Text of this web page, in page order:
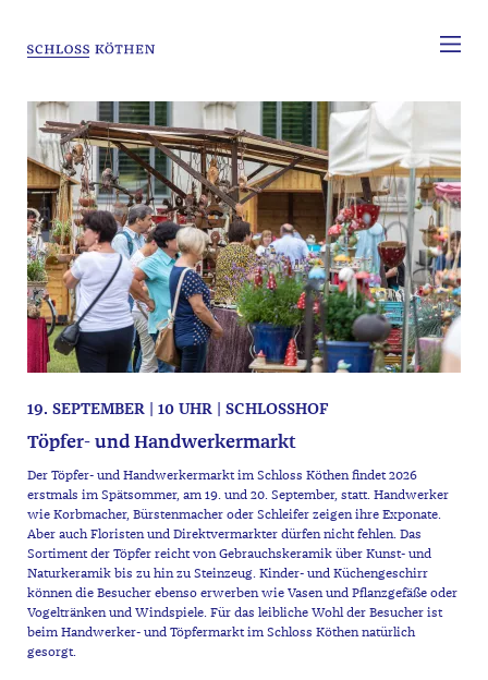
19. SEPTEMBER | 10 UHR | SCHLOSSHOF
Töpfer- und Handwerkermarkt
Der Töpfer- und Handwerkermarkt im Schloss Köthen findet 2026
erstmals im Spätsommer, am 19. und 20. September, statt. Handwerker
wie Korbmacher, Bürstenmacher oder Schleifer zeigen ihre Exponate.
Aber auch Floristen und Direktvermarkter dürfen nicht fehlen. Das
Sortiment der Töpfer reicht von Gebrauchskeramik über Kunst- und
Naturkeramik bis zu hin zu Steinzeug. Kinder- und Küchengeschirr
können die Besucher ebenso erwerben wie Vasen und Pflanzgefäße oder
Vogeltränken und Windspiele. Für das leibliche Wohl der Besucher ist
beim Handwerker- und Töpfermarkt im Schloss Köthen natürlich
gesorgt.